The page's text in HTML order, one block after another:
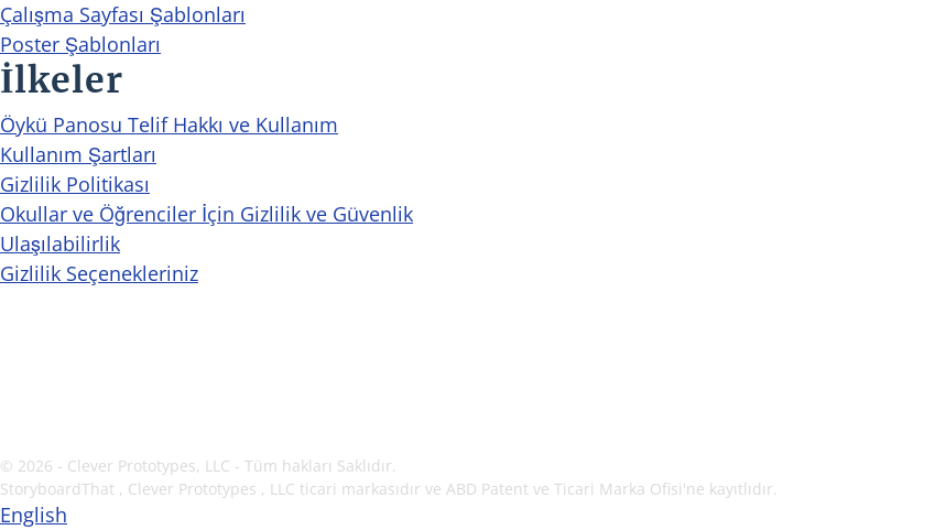
Çalışma Sayfası Şablonları
Poster Şablonları
İlkeler
Öykü Panosu Telif Hakkı ve Kullanım
Kullanım Şartları
Gizlilik Politikası
Okullar ve Öğrenciler İçin Gizlilik ve Güvenlik
Ulaşılabilirlik
Gizlilik Seçenekleriniz
© 2026 - Clever Prototypes, LLC - Tüm hakları Saklıdır.
StoryboardThat , Clever Prototypes , LLC ticari markasıdır ve ABD Patent ve Ticari Marka Ofisi'ne kayıtlıdır.
English